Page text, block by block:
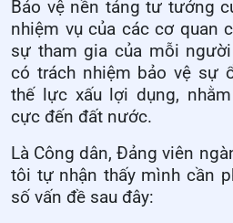
Bảo vệ nền tảng tư tưởng
nhiệm vụ của các cơ quan
sự tham gia của mỗi
có trách nhiệm bảo vệ sự
thế lực xấu lợi dụng,
cực đến đất nước.
Là Công dân, Đảng viên
tôi tự nhận thấy mình cần
số vấn đề sau đây: